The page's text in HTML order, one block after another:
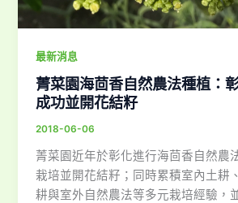
最新消息
菁菜園海茴香自然農法種植：
成功並開花結籽
2018-06-06
菁菜園近年於彰化進行海茴香自然農
栽培並開花結籽；同時累積室內土耕
耕與室外自然農法等多元栽培經驗，